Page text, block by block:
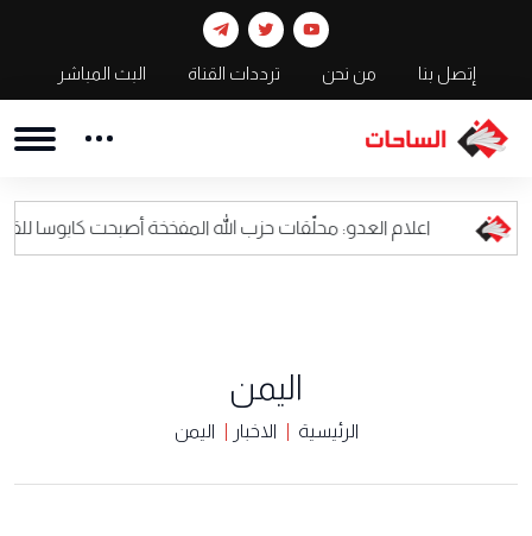
إتصل بنا من نحن ترددات القناة البث المباشر
العدو: محلّقات حزب الله المفخخة أصبحت كابوسا للقيادة العسكرية
اليمن
الرئيسية الاخبار اليمن